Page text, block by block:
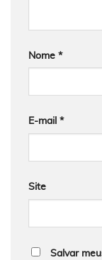
Nome *
E-mail *
Site
Salvar